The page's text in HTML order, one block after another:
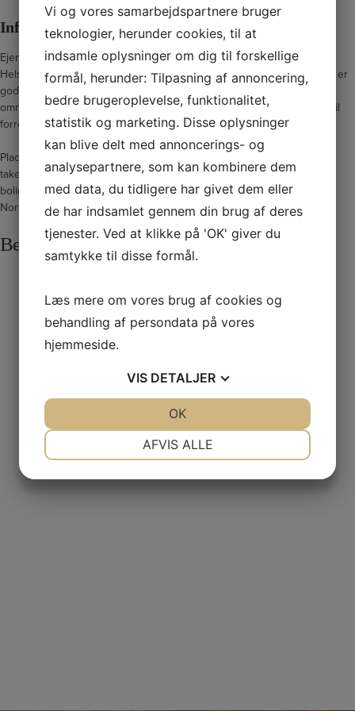
Infrastruktur og adgang
Ejendommen har en lettilgængelig placering med kort afstand til
Helsingørmotorvejen samt de centrale indfaldsveje til Helsingør. Der er
gode tilkørselsforhold for både personbiler og varelevering, ligesom
området er velforsynet med parkeringsmuligheder i nær tilknytning til
forretningen.
Placeringen giver desuden gode logistiske forhold for catering- og
takeawaydrift med hurtig adgang til både Helsingør centrum,
boligområder samt de omkringliggende erhvervsområder i
Nordsjælland.
Beliggenhed
Vi og vores samarbejdspartnere bruger
teknologier, herunder cookies, til at
indsamle oplysninger om dig til forskellige
formål, herunder: Tilpasning af annoncering,
bedre brugeroplevelse, funktionalitet,
statistik og marketing. Disse oplysninger
kan blive delt med annoncerings- og
analysepartnere, som kan kombinere dem
med data, du tidligere har givet dem eller
de har indsamlet gennem din brug af deres
tjenester. Ved at klikke på 'OK' giver du
samtykke til disse formål.
Læs mere om vores brug af cookies og
behandling af persondata på vores
hjemmeside.
VIS DETALJER
AFVIS ALLE
OK